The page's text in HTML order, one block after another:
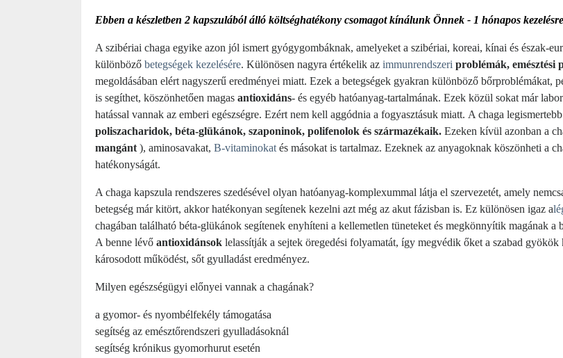
Ebben a készletben 2 kapszulából álló költséghatékony csomagot kínálunk Önnek - 1 hónapos
A szibériai chaga egyike azon jól ismert gyógygombáknak, amelyeket a szibériai, koreai, kínai és észak-
különböző betegségek kezelésére. Különösen nagyra értékelik az immunrendszeri problémák, emésztési
megoldásában elért nagyszerű eredményei miatt. Ezek a betegségek gyakran különböző bőrproblémákat,
is segíthet, köszönhetően magas antioxidáns- és egyéb hatóanyag-tartalmának. Ezek közül sokat már
hatással vannak az emberi egészségre. Ezért nem kell aggódnia a fogyasztásuk miatt. A chaga
poliszacharidok, béta-glükánok, szaponinok, polifenolok és származékaik. Ezeken kívül azonban a
mangánt ), aminosavakat, B-vitaminokat és másokat is tartalmaz. Ezeknek az anyagoknak köszönheti a
hatékonyságát.
A chaga kapszula rendszeres szedésével olyan hatóanyag-komplexummal látja el szervezetét, amely
betegség már kitört, akkor hatékonyan segítenek kezelni azt még az akut fázisban is. Ez különösen igaz a
chagában található béta-glükánok segítenek enyhíteni a kellemetlen tüneteket és megkönnyítik magának a
A benne lévő antioxidánsok lelassítják a sejtek öregedési folyamatát, így megvédik őket a szabad
károsodott működést, sőt gyulladást eredményez.
Milyen egészségügyi előnyei vannak a chagának?
a gyomor- és nyombélfekély támogatása
segítség az emésztőrendszeri gyulladásoknál
segítség krónikus gyomorhurut esetén